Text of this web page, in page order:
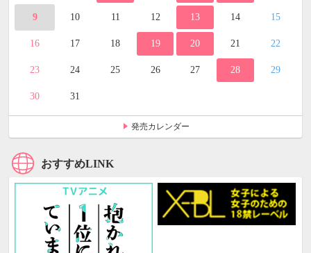
9 10 11 12 13 14 15
16 17 18 19 20 21 22
23 24 25 26 27 28 29
30 31
発売カレンダー
おすすめLINK